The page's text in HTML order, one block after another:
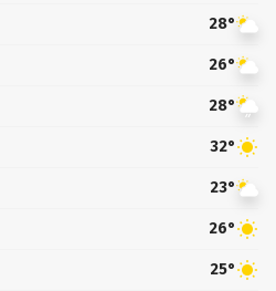
28°
26°
28°
32°
23°
26°
25°